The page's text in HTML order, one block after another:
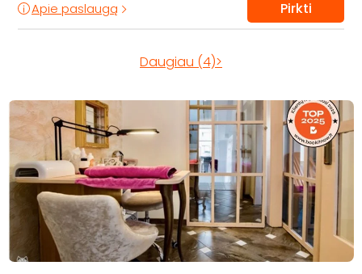
Apie paslaugą Pirkti
Daugiau (4)>